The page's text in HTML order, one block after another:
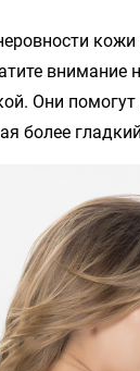
кожи
внимание
Они
более